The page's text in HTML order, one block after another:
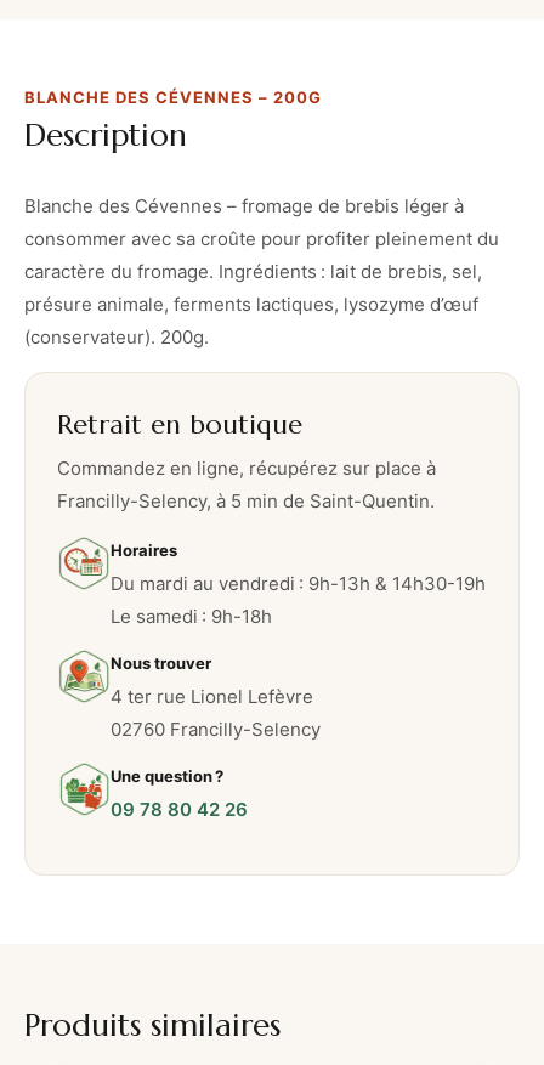
C
é
e
n
n
e
s
–
0
0
g
BLANCHE DES CÉVENNES – 200G
Description
Blanche des Cévennes – fromage de brebis léger à
consommer avec sa croûte pour profiter pleinement du
caractère du fromage. Ingrédients : lait de brebis, sel,
présure animale, ferments lactiques, lysozyme d’œuf
(conservateur). 200g.
Retrait en boutique
Commandez en ligne, récupérez sur place à
Francilly-Selency, à 5 min de Saint-Quentin.
Horaires
Du mardi au vendredi : 9h-13h & 14h30-19h
Le samedi : 9h-18h
Nous trouver
4 ter rue Lionel Lefèvre
02760 Francilly-Selency
Une question ?
09 78 80 42 26
Produits similaires